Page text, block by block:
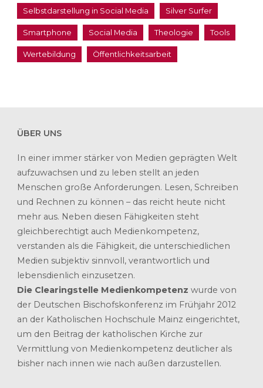
Selbstdarstellung in Social Media Silver Surfer
Smartphone Social Media Theologie Tools
Wertebildung Öffentlichkeitsarbeit
ÜBER UNS
In einer immer stärker von Medien geprägten Welt
aufzuwachsen und zu leben stellt an jeden
Menschen große Anforderungen. Lesen, Schreiben
und Rechnen zu können – das reicht heute nicht
mehr aus. Neben diesen Fähigkeiten steht
gleichberechtigt auch Medienkompetenz,
verstanden als die Fähigkeit, die unterschiedlichen
Medien subjektiv sinnvoll, verantwortlich und
lebensdienlich einzusetzen.
Die Clearingstelle Medienkompetenz wurde von
der Deutschen Bischofskonferenz im Frühjahr 2012
an der Katholischen Hochschule Mainz eingerichtet,
um den Beitrag der katholischen Kirche zur
Vermittlung von Medienkompetenz deutlicher als
bisher nach innen wie nach außen darzustellen.